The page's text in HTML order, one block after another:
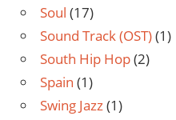
Soul (17)
Sound Track (OST)(1)
South Hip Hop(2)
Spain (1)
Swing Jazz(1)